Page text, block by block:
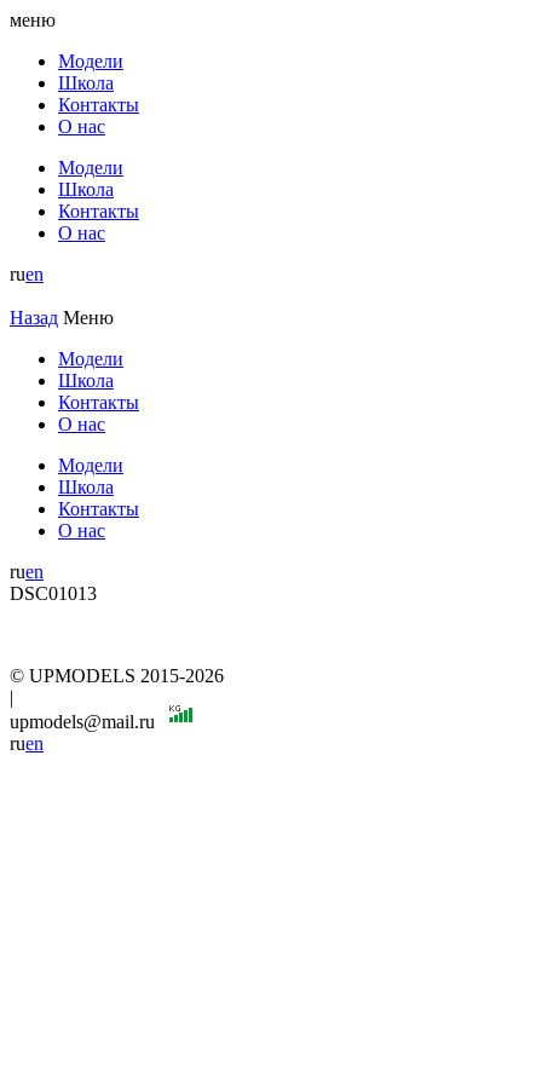
меню
Модели
Школа
Контакты
О нас
Модели
Школа
Контакты
О нас
ruen
Назад Меню
Модели
Школа
Контакты
О нас
Модели
Школа
Контакты
О нас
ruen
DSC01013
© UPMODELS 2015-2026
|
upmodels@mail.ru
ruen